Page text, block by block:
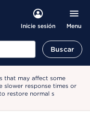
Inicie sesión Menu
Buscar
that may affect some
slower response times or
restore normal s